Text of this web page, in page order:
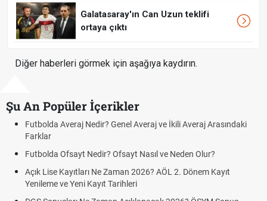
Galatasaray'ın Can Uzun teklifi
ortaya çıktı
Diğer haberleri görmek için aşağıya kaydırın.
Şu An Popüler İçerikler
Averaj Nedir? Genel Averaj ve İkili Averaj Arasındaki
Ofsayt Nedir? Ofsayt Nasıl ve Neden Olur?
Lise Kayıtları Ne Zaman 2026? AÖL 2. Dönem Kayıt
ve Yeni Kayıt Tarihleri
Fındık